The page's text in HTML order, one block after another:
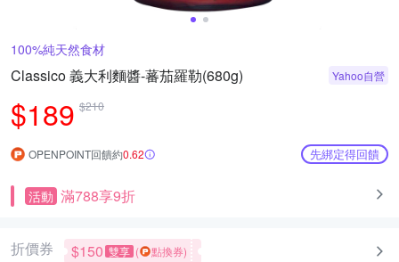
100%純天然食材
Classico 義大利麵醬-蕃茄羅勒(680g)
$189 $210
Yahoo自營
OPENPOINT回饋約0.62 先綁定得回饋
活動 滿788享9折
折價券 $150 雙享 ( 點換券)